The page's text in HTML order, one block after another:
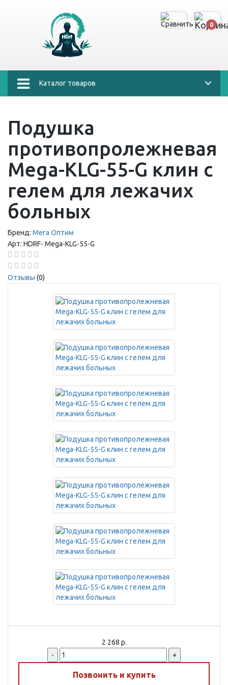
0
Каталог товаров
Подушка
противопролежневая
Mega-KLG-55-G клин с
гелем для лежачих
больных
Бренд: Мега Оптим
Арт: HDRF- Mega-KLG-55-G
Отзывы (0)
2 268 р.
-
+
Позвонить и купить